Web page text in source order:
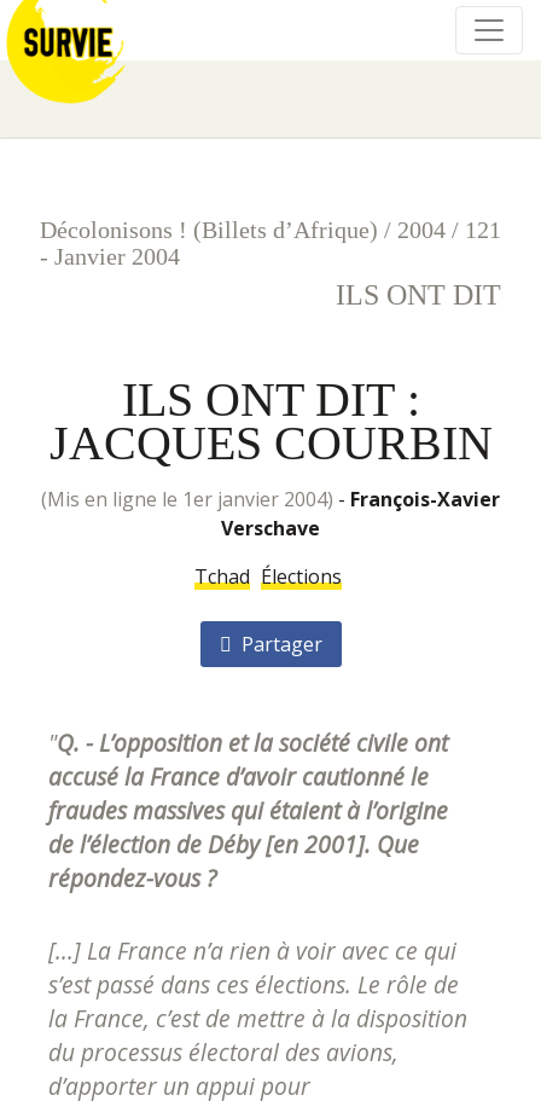
Décolonisons ! (Billets d’Afrique) / 2004 / 121
- Janvier 2004
ILS ONT DIT
ILS ONT DIT :
JACQUES COURBIN
(mis en ligne le 1er janvier 2004) - François-Xavier
Verschave
Tchad Élections
Partager
"Q. - L’opposition et la société civile ont
accusé la France d’avoir cautionné le
fraudes massives qui étaient à l’origine
de l’élection de Déby [en 2001]. Que
répondez-vous ?
[...] La France n’a rien à voir avec ce qui
s’est passé dans ces élections. Le rôle de
la France, c’est de mettre à la disposition
du processus électoral des avions,
d’apporter un appui pour